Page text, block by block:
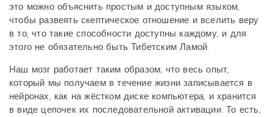
это можно объяснить простым и доступным языком,
чтобы развеять скептическое отношение и вселить веру
в то, что такие способности доступны каждому, и для
этого не обязательно быть Тибетским Ламой.
Наш мозг работает таким образом, что весь опыт,
который мы получаем в течение жизни записывается в
нейронах, как на жёстком диске компьютера, и хранится
в виде цепочек их последовательной активации. То есть,